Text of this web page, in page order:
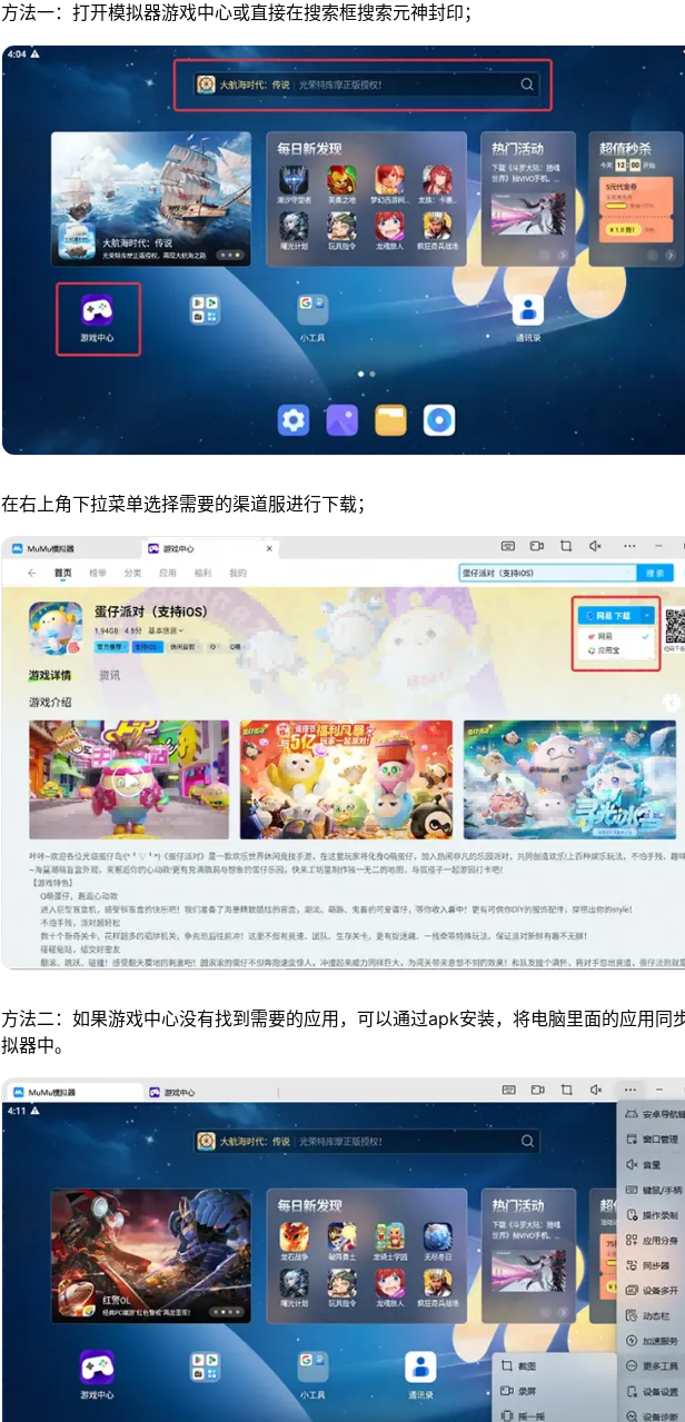
方法一：打开模拟器游戏中心或直接在搜索框搜索元神封印；
在右上角下拉菜单选择需要的渠道服进行下载；
方法二：如果游戏中心没有找到需要的应用，可以通过apk安装，将电脑里面的应用同
拟器中。